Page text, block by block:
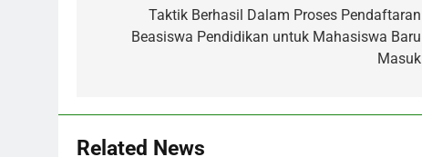
navigation
Taktik Berhasil Dalam Proses Pendaftaran
Beasiswa Pendidikan untuk Mahasiswa Baru
Masuk
Related News